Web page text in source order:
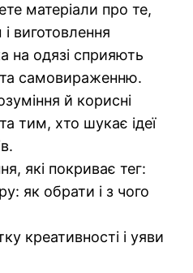
матеріали про те,
виготовлення
на одязі сприяють
та самовираженню.
й корисні
тим, хто шукає ідеї
які покриває тег:
як обрати і з чого
креативності і уяви